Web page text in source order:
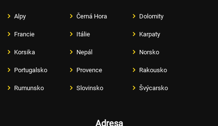
Alpy Černá Hora Dolomity
Francie Itálie Karpaty
Korsika Nepál Norsko
Portugalsko Provence Rakousko
Rumunsko Slovinsko Švýcarsko
Adresa